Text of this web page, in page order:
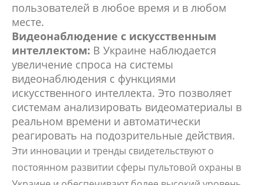
пользователей в любое время и в любом
месте.
Видеонаблюдение с искусственным
интеллектом: В Украине наблюдается
увеличение спроса на системы
видеонаблюдения с функциями
искусственного интеллекта. Это позволяет
системам анализировать видеоматериалы в
реальном времени и автоматически
реагировать на подозрительные действия.
Эти инновации и тренды свидетельствуют о
постоянном развитии сферы пультовой охраны в